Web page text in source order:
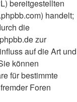
bereitgestellten
handelt;
die
zur
auf die Art und
können
für bestimmte
Foren